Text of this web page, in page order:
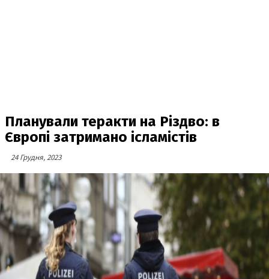
Планували теракти на Різдво: в
Європі затримано ісламістів
24 Грудня, 2023